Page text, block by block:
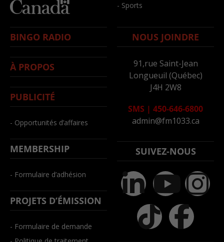
- Sports
BINGO RADIO
À PROPOS
PUBLICITÉ
- Opportunités d’affaires
MEMBERSHIP
- Formulaire d’adhésion
PROJETS D’ÉMISSION
- Formulaire de demande
NOUS JOINDRE
91,rue Saint-Jean
Longueuil (Québec)
J4H 2W8
SMS | 450-646-6800
admin@fm1033.ca
SUIVEZ-NOUS